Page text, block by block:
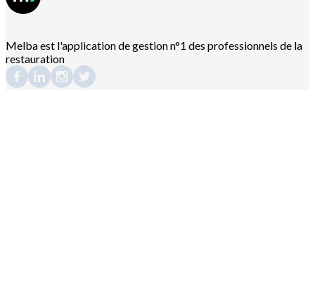
Melba est l'application de gestion n°1 des professionnels de la
restauration